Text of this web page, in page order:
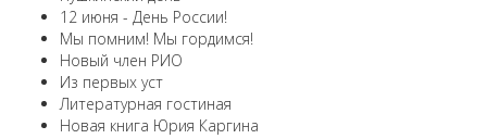
12 июня - День России!
Мы помним! Мы гордимся!
Новый член РИО
Из первых уст
Литературная гостиная
Новая книга Юрия Каргина